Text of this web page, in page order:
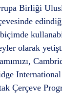
Birliği
olarak
Çerçeve